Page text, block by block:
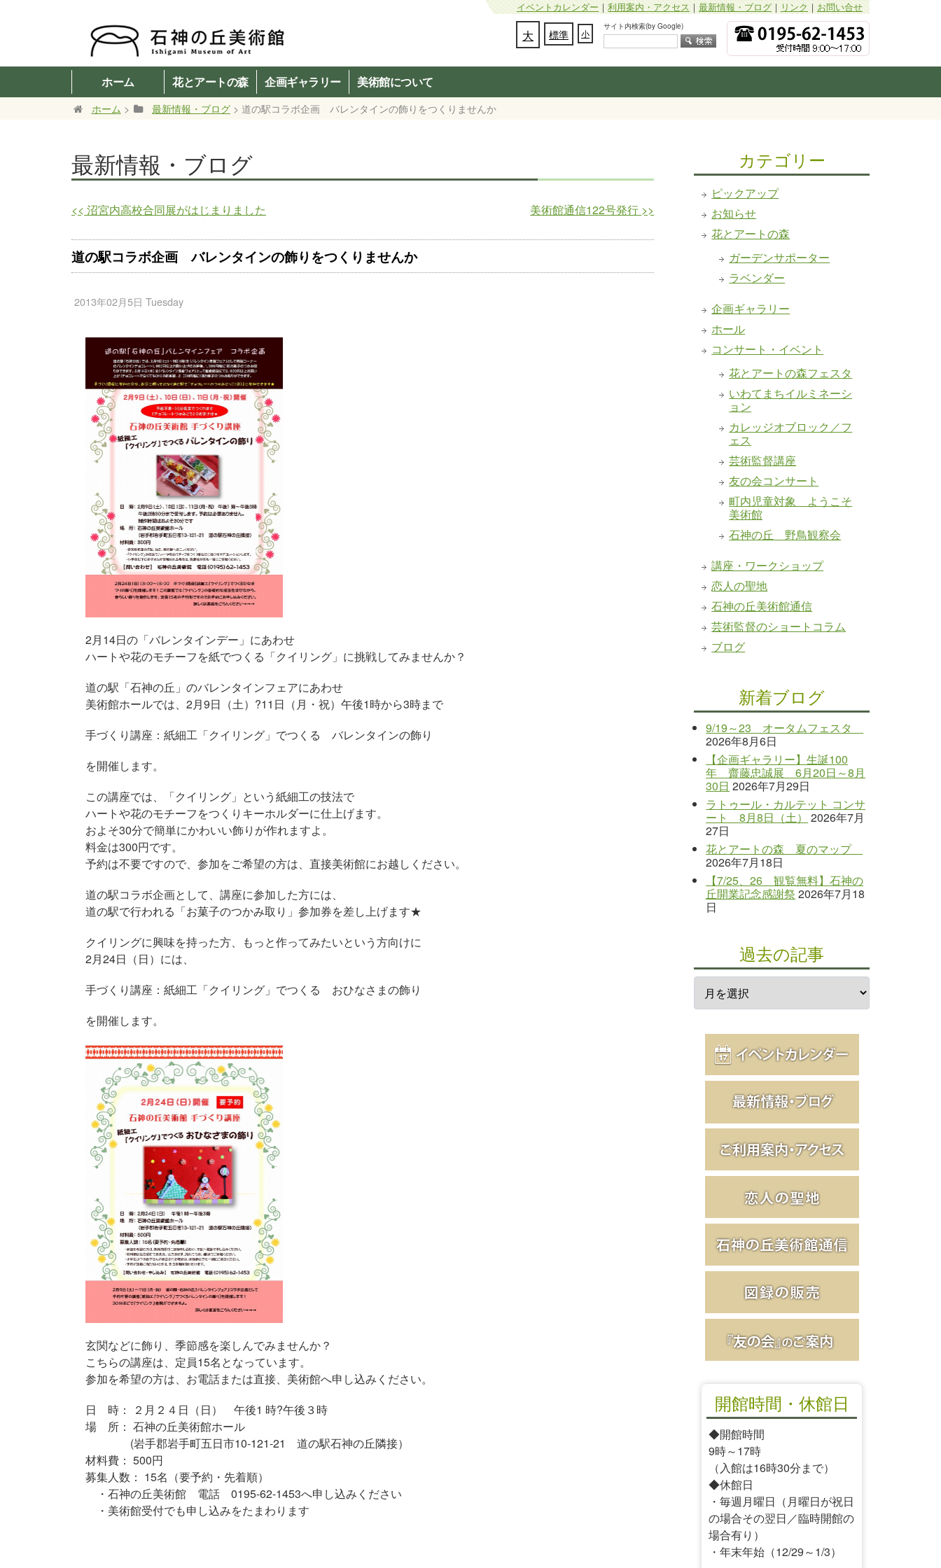
イベントカレンダー｜利用案内・アクセス｜最新情報・ブログ｜リンク｜お問い合せ
サイト内検索(by Google)
大 標準 小
ホーム 花とアートの森 企画ギャラリー 美術館について
ホーム > 最新情報・ブログ > 道の駅コラボ企画 バレンタインの飾りをつくりませんか
最新情報・ブログ
<< 沼宮内高校合同展がはじまりました 美術館通信122号発行 >>
道の駅コラボ企画 バレンタインの飾りをつくりませんか
2013年02月5日 Tuesday
2月14日の「バレンタインデー」にあわせ
ハートや花のモチーフを紙でつくる「クイリング」に挑戦してみませんか？
道の駅「石神の丘」のバレンタインフェアにあわせ
美術館ホールでは、2月9日（土）?11日（月・祝）午後1時から3時まで
手づくり講座：紙細工「クイリング」でつくる バレンタインの飾り
を開催します。
この講座では、「クイリング」という紙細工の技法で
ハートや花のモチーフをつくりキーホルダーに仕上げます。
およそ30分で簡単にかわいい飾りが作れますよ。
料金は300円です。
予約は不要ですので、参加をご希望の方は、直接美術館にお越しください。
道の駅コラボ企画として、講座に参加した方には、
道の駅で行われる「お菓子のつかみ取り」参加券を差し上げます★
クイリングに興味を持った方、もっと作ってみたいという方向けに
2月24日（日）には、
手づくり講座：紙細工「クイリング」でつくる おひなさまの飾り
を開催します。
玄関などに飾り、季節感を楽しんでみませんか？
こちらの講座は、定員15名となっています。
参加を希望の方は、お電話または直接、美術館へ申し込みください。
日 時： ２月２４日（日） 午後1 時?午後３時
場 所： 石神の丘美術館ホール
(岩手郡岩手町五日市10-121-21 道の駅石神の丘隣接）
材料費： 500円
募集人数： 15名（要予約・先着順）
・石神の丘美術館 電話 0195-62-1453へ申し込みください
・美術館受付でも申し込みをたまわります
カテゴリー
ピックアップ
お知らせ
花とアートの森
ガーデンサポーター
ラベンダー
企画ギャラリー
ホール
コンサート・イベント
花とアートの森フェスタ
いわてまちイルミネーシ
ョン
カレッジオブロック／フ
ェス
芸術監督講座
友の会コンサート
町内児童対象 ようこそ
美術館
石神の丘 野鳥観察会
講座・ワークショップ
恋人の聖地
石神の丘美術館通信
芸術監督のショートコラム
ブログ
新着ブログ
9/19～23 オータムフェスタ
2026年8月6日
【企画ギャラリー】生誕100
年 齋藤忠誠展 6月20日～8月
30日 2026年7月29日
ラトゥール・カルテット コンサ
ート 8月8日（土）
2026年7月
27日
花とアートの森 夏のマップ
2026年7月18日
【7/25、26 観覧無料】石神の
丘開業記念感謝祭 2026年7月18
日
過去の記事
開館時間・休館日
◆開館時間
9時～17時
（入館は16時30分まで）
◆休館日
・毎週月曜日（月曜日が祝日
の場合その翌日／臨時開館の
場合有り）
・年末年始（12/29～1/3）